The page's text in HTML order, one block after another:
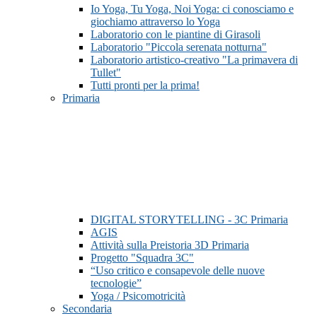
Io Yoga, Tu Yoga, Noi Yoga: ci conosciamo e
giochiamo attraverso lo Yoga
Laboratorio con le piantine di Girasoli
Laboratorio "Piccola serenata notturna"
Laboratorio artistico-creativo "La primavera di
Tullet"
Tutti pronti per la prima!
Primaria
DIGITAL STORYTELLING - 3C Primaria
AGIS
Attività sulla Preistoria 3D Primaria
Progetto "Squadra 3C"
“Uso critico e consapevole delle nuove
tecnologie”
Yoga / Psicomotricità
Secondaria